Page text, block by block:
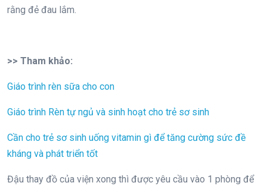
rằng đẻ đau lắm.
>> Tham khảo:
Giáo trình rèn sữa cho con
Giáo trình Rèn tự ngủ và sinh hoạt cho trẻ sơ sinh
Cần cho trẻ sơ sinh uống vitamin gì để tăng cường sức đề
kháng và phát triển tốt
Đậu thay đồ của viện xong thì được yêu cầu vào 1 phòng để